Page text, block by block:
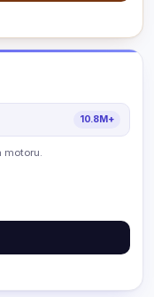
10.8M+
motoru.